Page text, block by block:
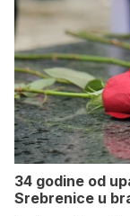
34 godine od
Srebrenice u